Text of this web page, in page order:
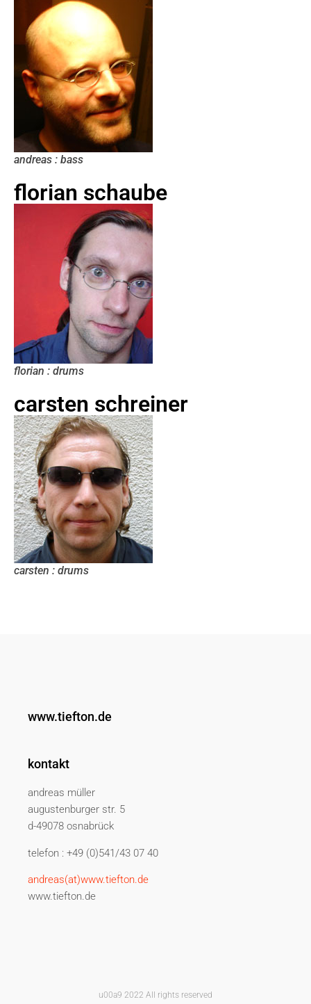
andreas : bass
florian schaube
florian : drums
carsten schreiner
carsten : drums
www.tiefton.de
kontakt
andreas müller
augustenburger str. 5
d-49078 osnabrück
telefon : +49 (0)541/43 07 40
andreas(at)www.tiefton.de
www.tiefton.de
u00a9 2022 All rights reserved